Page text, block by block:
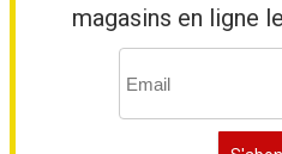
magasins en ligne